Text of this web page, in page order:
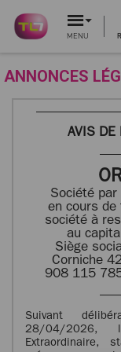
MENU
ANNONCES
AVIS DE
Société
en cours de
société à
au
Siège
Corniche
908 115
Suivant
28/04/2026,
Extraordinaire,